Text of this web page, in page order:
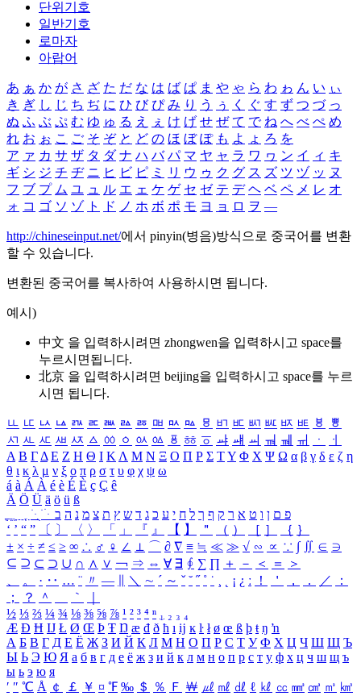
단위기호
일반기호
로마자
아랍어
あ ぁ か が さ ざ た だ な は ば ぱ ま や ゃ ら わ ゎ ん い ぃ
き ぎ し じ ち ぢ に ひ び ぴ み り う ぅ く ぐ す ず つ づ っ
ぬ ふ ぶ ぷ む ゆ ゅ る え ぇ け げ せ ぜ て で ね へ べ ぺ め
れ お ぉ こ ご そ ぞ と ど の ほ ぼ ぽ も よ ょ ろ を
ア ァ カ サ ザ タ ダ ナ ハ バ パ マ ヤ ャ ラ ワ ヮ ン イ ィ キ
ギ シ ジ チ ヂ ニ ヒ ビ ピ ミ リ ウ ゥ ク グ ス ズ ツ ヅ ッ ヌ
フ ブ プ ム ユ ュ ル エ ェ ケ ゲ セ ゼ テ デ ヘ ベ ペ メ レ オ
ォ コ ゴ ソ ゾ ト ド ノ ホ ボ ポ モ ヨ ョ ロ ヲ ―
http://chineseinput.net/에서 pinyin(병음)방식으로 중국어를 변환
할 수 있습니다.
변환된 중국어를 복사하여 사용하시면 됩니다.
예시)
中文 을 입력하시려면 zhongwen을 입력하시고 space를
누르시면됩니다.
北京 을 입력하시려면 beijing을 입력하시고 space를 누르
시면 됩니다.
ㅥ ㅦ ㅧ ㅨ ㅩ ㅪ ㅫ ㅬ ㅭ ㅮ ㅯ ㅰ ㅱ ㅲ ㅳ ㅴ ㅵ ㅶ ㅷ ㅸ
ㅹ
ㅺ ㅻ ㅼ ㅽ ㅾ ㅿ ㆀ ㆁ ㆂ ㆃ ㆄ ㆅ ㆆ ㆇ ㆈ ㆉ ㆊ ㆋ ㆌ ㆍ
ㆎ
Α Β ΓΔ Ε Ζ Η Θ Ι ΚΛ Μ Ν Ξ Ο Π Ρ Σ ΤΥ Φ Χ Ψ Ω α β γ δ ε ζ η
θ ι κ λ μ ν ξ ο π ρ σ τ υ φ χ ψ ω
á à Á À é è É È ç Ç ê
Ä Ö Ü ä ö ü ß
ִֶֹ ֻּ ׁׂ פ ם ן ו ט א ר ק ף ך ל ח י ע כ ג ד ש ץ ת צ מ נ ה ב
‘ ’ “ ” 〔 〕 〈 〉 「 」 『 』 【 】 ＂ （ ） ［ ］ ｛ ｝
± × ÷ ≠ ≤ ≥ ∞ ∴ ♂ ♀ ∠ ⊥ ⌒ ∂ ∇ ≡ ≒ ≪ ≫ √ ∽ ∝ ∵ ∫ ∬ ∈ ∋
⊆ ⊇ ⊂ ⊃ ∪ ∩ ∧ ∨ ￢ ⇒ ⇔ ∀ ∃ ∮ ∑ ∏ ＋ － ＜ ＝
＞
、
。 · ‥ … ¨ 〃 ― ＼ ∼ ´ ～ ˇ ˘ ˝ ˚ ˙ ¸ ¡ ¿ ː ！ ＇ ， ． ／
：
；
？ ＾ ｀
½ ⅓ ⅔ ¼ ¾ ⅛ ⅜ ⅝ ⅞ ¹ ² ³ ⁴ ⁿ ₁ ₂ ₃ ₄
Æ Ð Ħ Ĳ Ł Ø Œ Þ Ŧ Ŋ æ đ ð ħ ı ĳ ĸ ŀ ł ø œ ß þ ŧ ŋ ŉ
А Б В Г Д Е Ё Ж З И Й К Л М Н О П Р С Т У Ф Х Ц Ч Ш Щ Ъ
Ы Ь Э Ю Я а б в г д е ё ж з и й к л м н о п р с т у ф х ц ч ш щ ъ
ы ь э ю я
′ ″ ℃ Å ￠ ￡ ￥ ¤ ℉ ‰ ＄ ％ Ｆ ￦ ㎕ ㎖ ㎗ ℓ ㎘ ㏄ ㎣ ㎤ ㎥ ㎦